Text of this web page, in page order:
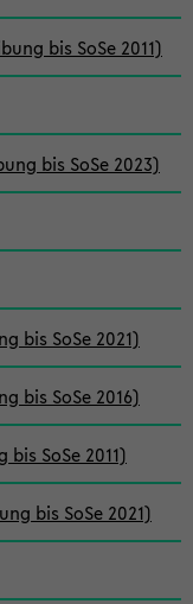
bis SoSe 2011)
bis SoSe 2023)
bis SoSe 2021)
bis SoSe 2016)
SoSe 2011)
bis SoSe 2021)